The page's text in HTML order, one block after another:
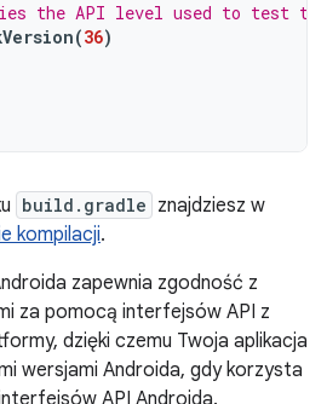
the API level used to test
(36)
build.gradle znajdziesz w
kompilacji.
zapewnia zgodność z
za pomocą interfejsów API z
dzięki czemu Twoja aplikacja
wersjami Androida, gdy korzysta
API Androida.